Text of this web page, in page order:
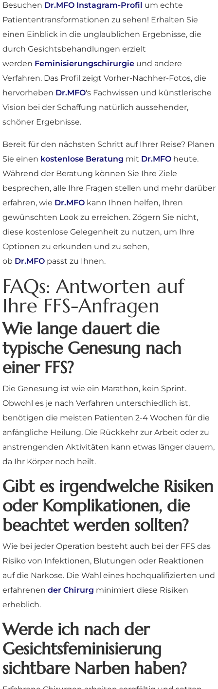
Besuchen Dr.MFO Instagram-Profil um echte
Patiententransformationen zu sehen! Erhalten Sie
einen Einblick in die unglaublichen Ergebnisse, die
durch Gesichtsbehandlungen erzielt
werden Feminisierungschirurgie und andere
Verfahren. Das Profil zeigt Vorher-Nachher-Fotos, die
hervorheben Dr.MFO's Fachwissen und künstlerische
Vision bei der Schaffung natürlich aussehender,
schöner Ergebnisse.
Bereit für den nächsten Schritt auf Ihrer Reise? Planen
Sie einen kostenlose Beratung mit Dr.MFO heute.
Während der Beratung können Sie Ihre Ziele
besprechen, alle Ihre Fragen stellen und mehr darüber
erfahren, wie Dr.MFO kann Ihnen helfen, Ihren
gewünschten Look zu erreichen. Zögern Sie nicht,
diese kostenlose Gelegenheit zu nutzen, um Ihre
Optionen zu erkunden und zu sehen,
ob Dr.MFO passt zu Ihnen.
FAQs: Antworten auf
Ihre FFS-Anfragen
Wie lange dauert die
typische Genesung nach
einer FFS?
Die Genesung ist wie ein Marathon, kein Sprint.
Obwohl es je nach Verfahren unterschiedlich ist,
benötigen die meisten Patienten 2-4 Wochen für die
anfängliche Heilung. Die Rückkehr zur Arbeit oder zu
anstrengenden Aktivitäten kann etwas länger dauern,
da Ihr Körper noch heilt.
Gibt es irgendwelche Risiken
oder Komplikationen, die
beachtet werden sollten?
Wie bei jeder Operation besteht auch bei der FFS das
Risiko von Infektionen, Blutungen oder Reaktionen
auf die Narkose. Die Wahl eines hochqualifizierten und
erfahrenen der Chirurg minimiert diese Risiken
erheblich.
Werde ich nach der
Gesichtsfeminisierung
sichtbare Narben haben?